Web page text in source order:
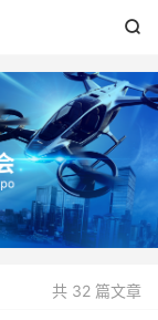

共 32 篇文章